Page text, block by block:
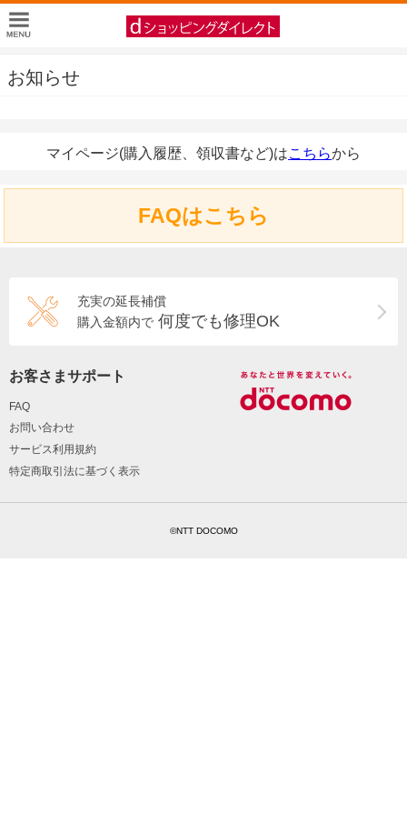
お知らせ
マイページ(購入履歴、領収書など)はこちらから
FAQはこちら
充実の延長補償
購入金額内で 何度でも修理OK
お客さまサポート
FAQ
お問い合わせ
サービス利用規約
特定商取引法に基づく表示
©NTT DOCOMO